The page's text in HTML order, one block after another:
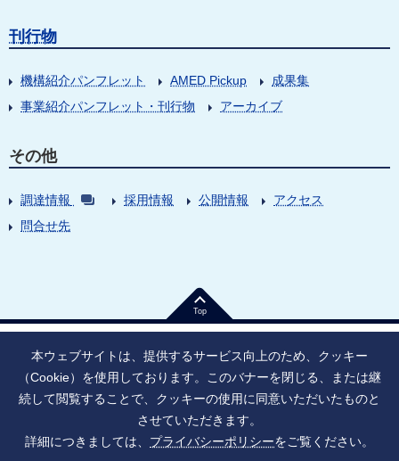
刊行物
機構紹介パンフレット AMED Pickup
成果集
事業紹介パンフレット・刊行物
アーカイブ
その他
調達情報 採用情報 公開情報
アクセス
問合せ先
Top
法人番号：9010005023796 東京都千代田区大手町1丁目7番1号
寄附のお願い
ご利用上の注意
ソーシャル・ネットワーキング・サービス運用ポリシー
本ウェブサイトは、提供するサービス向上のため、クッキー
（Cookie）を使用しております。このバナーを閉じる、または継
続して閲覧することで、クッキーの使用に同意いただいたものと
させていただきます。
詳細につきましては、 プライバシーポリシーをご覧ください。